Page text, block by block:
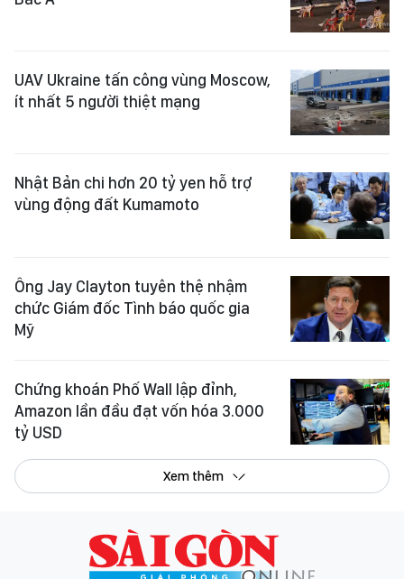
UAV Ukraine tấn công vùng Moscow,
ít nhất 5 người thiệt mạng
Nhật Bản chi hơn 20 tỷ yen hỗ trợ
vùng động đất Kumamoto
Ông Jay Clayton tuyên thệ nhậm
chức Giám đốc Tình báo quốc gia
Mỹ
Chứng khoán Phố Wall lập đỉnh,
Amazon lần đầu đạt vốn hóa 3.000
tỷ USD
Xem thêm